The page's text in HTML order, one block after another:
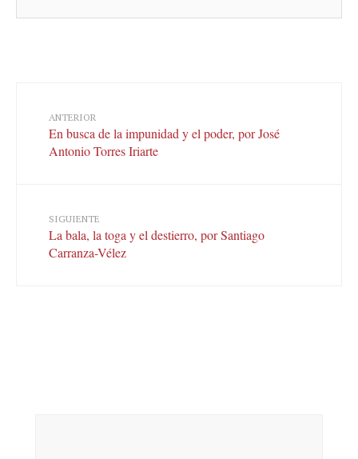
ANTERIOR
En busca de la impunidad y el poder, por José
Antonio Torres Iriarte
SIGUIENTE
La bala, la toga y el destierro, por Santiago
Carranza-Vélez